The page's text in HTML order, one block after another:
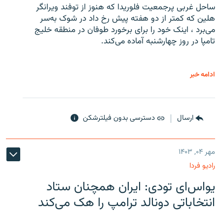
ساحل غربی پرجمعیت فلوریدا که هنوز از توفند ویرانگر
هلین که کمتر از دو هفته پیش رخ داد در شوک به‌سر
می‌برد ، اینک خود را برای برخورد طوفان در منطقه خلیج
تامپا در روز چهارشنبه آماده می‌کند.
ادامه خبر
ارسال دسترسی بدون فیلترشکن
مهر ۰۴, ۱۴۰۳
رادیو فردا
یو‌اس‌ای تودی: ایران همچنان ستاد
انتخاباتی دونالد ترامپ را هک می‌کند